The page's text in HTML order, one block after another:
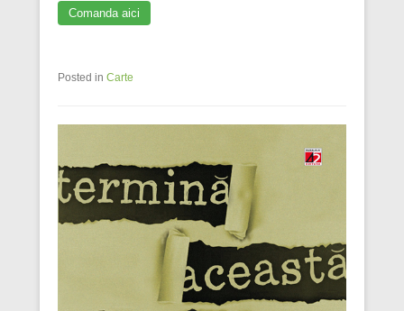
Comanda aici
Posted in Carte